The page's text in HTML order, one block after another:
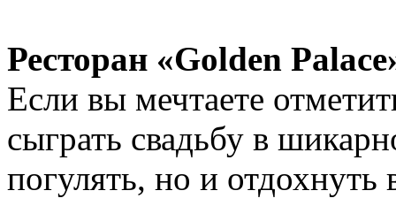
Ресторан «Golden
Если вы мечтаете
сыграть свадьбу в
погулять, но и отдохнуть